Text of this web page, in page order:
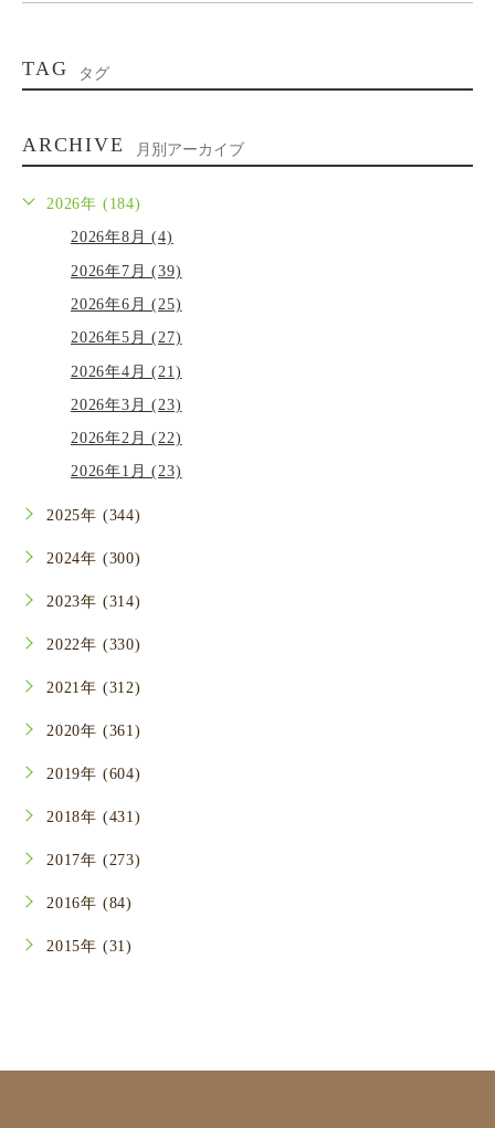
TAG タグ
ARCHIVE 月別アーカイブ
2026年 (184)
2026年8月 (4)
2026年7月 (39)
2026年6月 (25)
2026年5月 (27)
2026年4月 (21)
2026年3月 (23)
2026年2月 (22)
2026年1月 (23)
2025年 (344)
2024年 (300)
2023年 (314)
2022年 (330)
2021年 (312)
2020年 (361)
2019年 (604)
2018年 (431)
2017年 (273)
2016年 (84)
2015年 (31)